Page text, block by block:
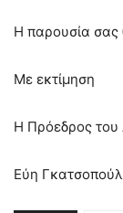
Η παρουσία σας
Με εκτίμηση
Η Πρόεδρος του
Εύη